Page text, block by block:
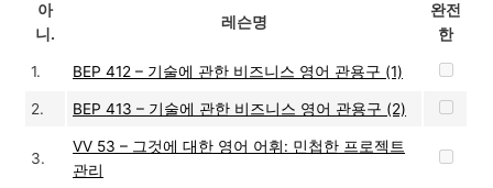
아
니.
레슨명
완전
한
1. BEP 412 – 기술에 관한 비즈니스 영어 관용구 (1)
2. BEP 413 – 기술에 관한 비즈니스 영어 관용구 (2)
3.
VV 53 – 그것에 대한 영어 어휘: 민첩한 프로젝트
관리